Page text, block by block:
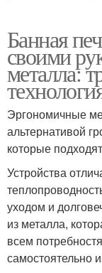
Банная
своими
металла:
Эргономичные
альтернативой
которые
Устройства
уходом и
из металла,
всем
самостоятельно